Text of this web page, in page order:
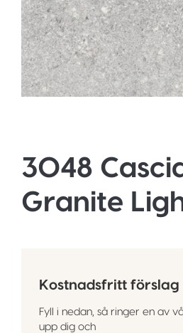
3048
Granite
Kostnadsfritt förslag
Fyll i nedan, så ringer en av
upp dig och